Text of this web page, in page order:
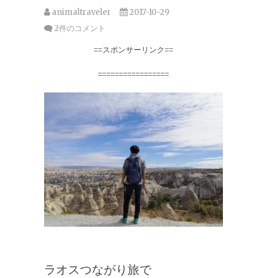
animaltraveler
2017-10-29
2件のコメント
==スポンサーリンク==
=================
ラオスつながり旅で